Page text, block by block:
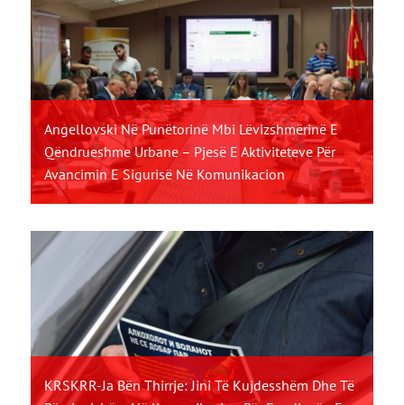
Angellovski Në Punëtorinë Mbi Lëvizshmërinë E
Qëndrueshme Urbane – Pjesë E Aktiviteteve Për
Avancimin E Sigurisë Në Komunikacion
KRSKRR-Ja Bën Thirrje: Jini Të Kujdesshëm Dhe Të